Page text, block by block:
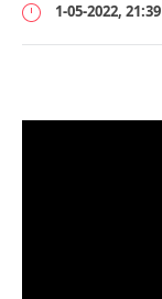
1-05-2022, 21:39